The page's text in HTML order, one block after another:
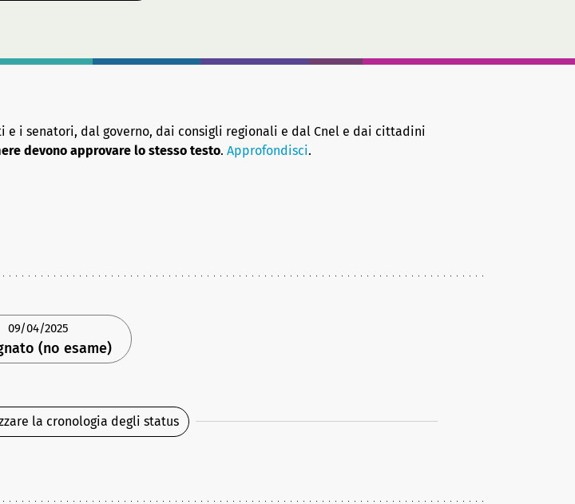
i senatori, dal governo, dai consigli regionali e dal Cnel e dai cittadini
devono approvare lo stesso testo. Approfondisci.
09/04/2025
(no esame)
la cronologia degli status